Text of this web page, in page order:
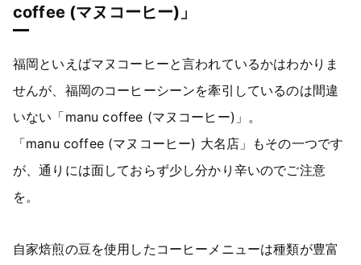
coffee (マヌコーヒー)」
福岡といえばマヌコーヒーと言われているかはわかりま
せんが、福岡のコーヒーシーンを牽引しているのは間違
いない「manu coffee (マヌコーヒー)」。
「manu coffee (マヌコーヒー) 大名店」もその一つです
が、通りには面しておらず少し分かり辛いのでご注意
を。
自家焙煎の豆を使用したコーヒーメニューは種類が豊富